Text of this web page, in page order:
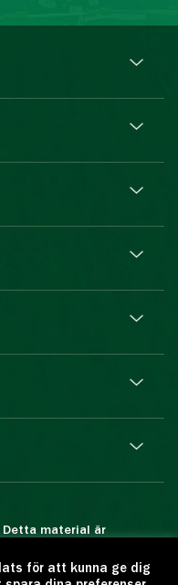
Detta material är
är förbjuden.
för att kunna ge dig